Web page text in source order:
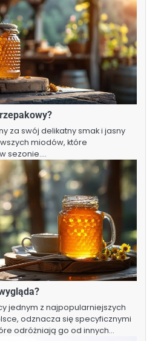
za swój delikatny smak i jasny
miodów, które
sezonie.…
jednym z najpopularniejszych
odznacza się specyficznymi
odróżniają go od innych…